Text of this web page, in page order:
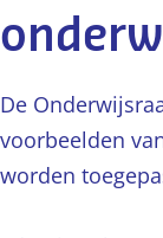
De
voorbeelden
worden